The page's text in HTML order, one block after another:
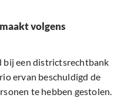
volgens
bij een districtsrechtbank
ervan beschuldigd de
te hebben gestolen.